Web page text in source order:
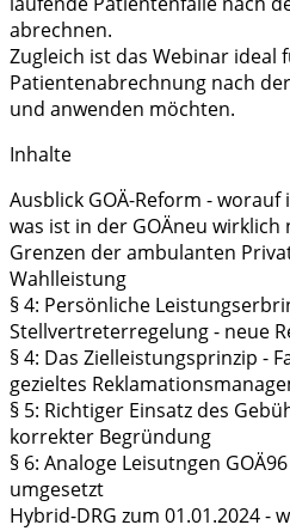
abrechnen.
Zugleich ist das Webinar ideal
Patientenabrechnung nach
und anwenden möchten.
Inhalte
Ausblick GOÄ-Reform -
was ist in der GOÄneu wirklich
Grenzen der ambulanten
Wahlleistung
§ 4: Persönliche
Stellvertreterregelung - neue
§ 4: Das Zielleistungsprinzip -
gezieltes
§ 5: Richtiger Einsatz des
korrekter Begründung
§ 6: Analoge Leisutngen
umgesetzt
Hybrid-DRG zum 01.01.2024 -